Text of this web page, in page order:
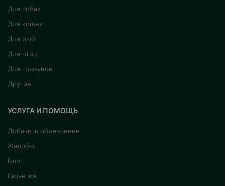
Для собак
Для кошек
Для рыб
Для птиц
Для грызунов
Другие
УСЛУГА И ПОМОЩЬ
Добавить объявление
Жалобы
Блог
Гарантия